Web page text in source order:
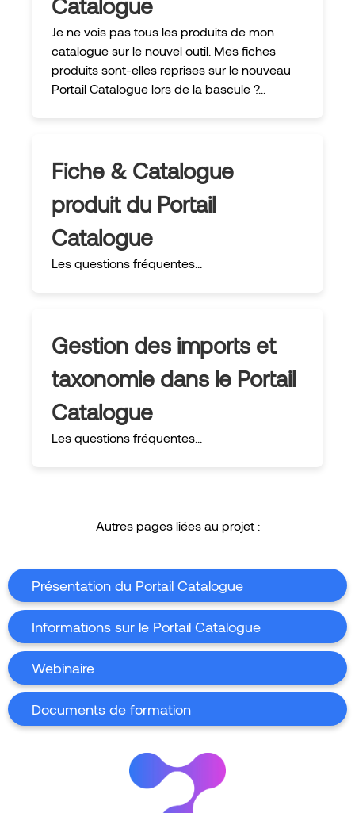
Je ne vois pas tous les produits de mon
catalogue sur le nouvel outil. Mes fiches
produits sont-elles reprises sur le nouveau
Portail Catalogue lors de la bascule ?...
Fiche & Catalogue
produit du Portail
Catalogue
Les questions fréquentes...
Gestion des imports et
taxonomie dans le Portail
Catalogue
Les questions fréquentes...
Autres pages liées au projet :
Présentation du Portail Catalogue
Informations sur le Portail Catalogue
Webinaire
Documents de formation